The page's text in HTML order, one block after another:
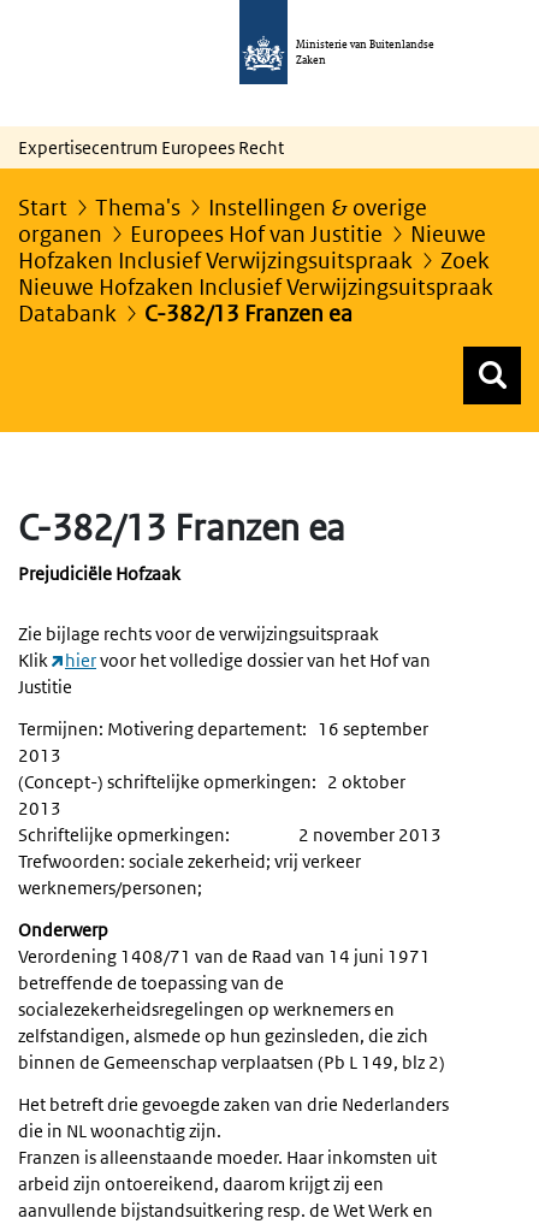
Ministerie van Buitenlandse
Zaken
Expertisecentrum Europees Recht
Start Thema's
Instellingen & overige
organen
Europees Hof van Justitie
Nieuwe
Hofzaken Inclusief Verwijzingsuitspraak
Zoek
Nieuwe Hofzaken Inclusief Verwijzingsuitspraak
Databank
C-382/13 Franzen ea
C-382/13 Franzen ea
Prejudiciële Hofzaak
Zie bijlage rechts voor de verwijzingsuitspraak
Klik
hiervoor het volledige dossier van het Hof van
Justitie
Termijnen: Motivering departement: 16 september
2013
(Concept-) schriftelijke opmerkingen: 2 oktober
2013
Schriftelijke opmerkingen: 2 november 2013
Trefwoorden: sociale zekerheid; vrij verkeer
werknemers/personen;
Onderwerp
Verordening 1408/71 van de Raad van 14 juni 1971
betreffende de toepassing van de
socialezekerheidsregelingen op werknemers en
zelfstandigen, alsmede op hun gezinsleden, die zich
binnen de Gemeenschap verplaatsen (Pb L 149, blz 2)
Het betreft drie gevoegde zaken van drie Nederlanders
die in NL woonachtig zijn.
Franzen is alleenstaande moeder. Haar inkomsten uit
arbeid zijn ontoereikend, daarom krijgt zij een
aanvullende bijstandsuitkering resp. de Wet Werk en